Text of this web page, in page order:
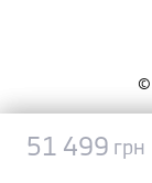
51 499 грн
51 499 грн
©